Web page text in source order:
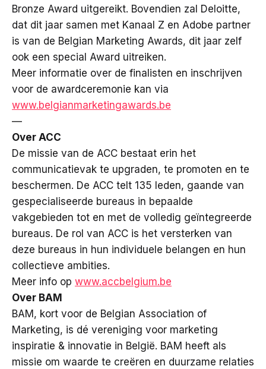
Bronze Award uitgereikt. Bovendien zal Deloitte,
dat dit jaar samen met Kanaal Z en Adobe partner
is van de Belgian Marketing Awards, dit jaar zelf
ook een special Award uitreiken.
Meer informatie over de finalisten en inschrijven
voor de awardceremonie kan via
www.belgianmarketingawards.be
—
Over ACC
De missie van de ACC bestaat erin het
communicatievak te upgraden, te promoten en te
beschermen. De ACC telt 135 leden, gaande van
gespecialiseerde bureaus in bepaalde
vakgebieden tot en met de volledig geïntegreerde
bureaus. De rol van ACC is het versterken van
deze bureaus in hun individuele belangen en hun
collectieve ambities.
Meer info op www.accbelgium.be
Over BAM
BAM, kort voor de Belgian Association of
Marketing, is dé vereniging voor marketing
inspiratie & innovatie in België. BAM heeft als
missie om waarde te creëren en duurzame relaties